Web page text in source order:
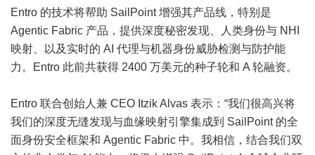
Entro 的技术将帮助 SailPoint 增强其产品线，特别是
Agentic Fabric 产品，提供深度秘密发现、人类身份与 NHI
映射、以及实时的 AI 代理与机器身份威胁检测与防护能
力。Entro 此前共获得 2400 万美元的种子轮和 A 轮融资。
Entro 联合创始人兼 CEO Itzik Alvas 表示：“我们很高兴将
我们的深度无缝发现与血缘映射引擎集成到 SailPoint 的全
面身份安全框架和 Agentic Fabric 中。我相信，结合我们双